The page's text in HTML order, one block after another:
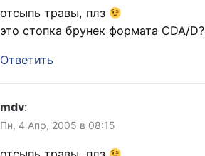
отсыпь травы, плз
это стопка брунек формата CDA/D?
Ответить
mdv:
Пн, 4 Апр, 2005 в 08:15